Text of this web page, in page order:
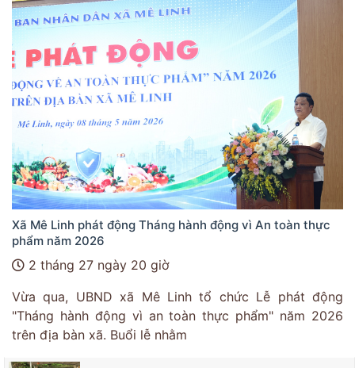
Xã Mê Linh phát động Tháng hành động vì An toàn thực
phẩm năm 2026
2 tháng 27 ngày 20 giờ
Vừa qua, UBND xã Mê Linh tổ chức Lễ phát động
"Tháng hành động vì an toàn thực phẩm" năm 2026
trên địa bàn xã. Buổi lễ nhằm